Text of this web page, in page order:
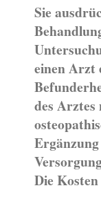
Sie
einen Arzt
des
Die